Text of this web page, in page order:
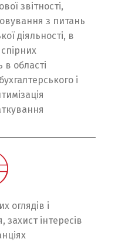
звітності,
з питань
діяльності, в
в області
і
оглядів і
інтересів